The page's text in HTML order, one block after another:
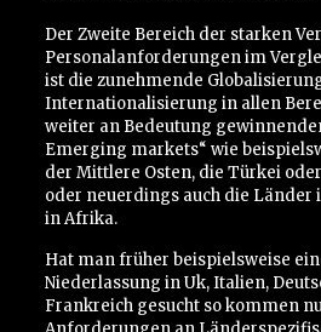
Der Zweite Bereich der starken
Personalanforderungen im
ist die zunehmende
Internationalisierung in allen
weiter an Bedeutung
Emerging markets“ wie
der Mittlere Osten, die Türkei
oder neuerdings auch die Länder
in Afrika.
Hat man früher beispielsweise
Niederlassung in Uk, Italien,
Frankreich gesucht so kommen